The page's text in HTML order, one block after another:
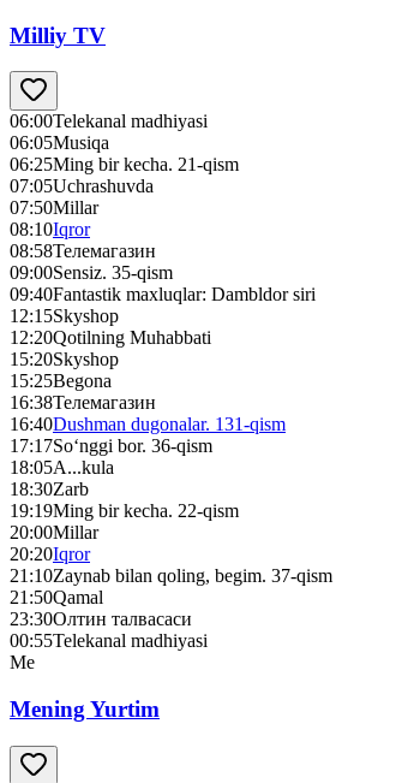
Milliy TV
06:00Telekanal madhiyasi
06:05Musiqa
06:25Ming bir kecha. 21-qism
07:05Uchrashuvda
07:50Millar
08:10Iqror
08:58Телемагазин
09:00Sensiz. 35-qism
09:40Fantastik maхluqlar: Dambldor siri
12:15Skyshop
12:20Qotilning Muhabbati
15:20Skyshop
15:25Begona
16:38Телемагазин
16:40Dushman dugonalar. 131-qism
17:17So‘nggi bor. 36-qism
18:05A...kula
18:30Zarb
19:19Ming bir kecha. 22-qism
20:00Millar
20:20Iqror
21:10Zaynab bilan qoling, begim. 37-qism
21:50Qamal
23:30Олтин талвасаси
00:55Telekanal madhiyasi
Me
Mening Yurtim